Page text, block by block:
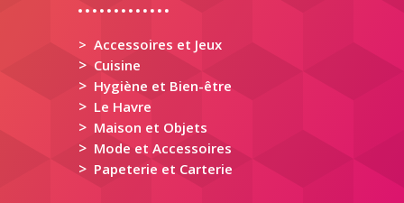
> Accessoires et Jeux
> Cuisine
> Hygiène et Bien-être
> Le Havre
> Maison et Objets
> Mode et Accessoires
> Papeterie et Carterie